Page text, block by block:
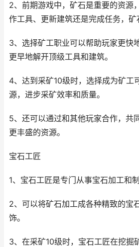
2、前期游戏中，矿石是重要的资源
作工具、更新建筑还是完成任务，矿
3、选择矿工职业可以帮助玩家更快
更早地解开顶级工具和建筑。
4、达到采矿10级时，选择成为矿工
源，进步采矿效率和质量。
5、还可以通过和其他玩家合作，共
更丰盛的资源。
宝石工匠
1、宝石工匠是专门从事宝石加工和
2、可以将矿石加工成各种精致的宝
饰。
3、在采矿10级时，宝石工匠在挖掘